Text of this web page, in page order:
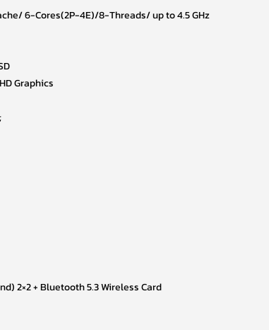
6-Cores(2P-4E)/8-Threads/ up to 4.5 GHz
Graphics
2×2 + Bluetooth 5.3 Wireless Card